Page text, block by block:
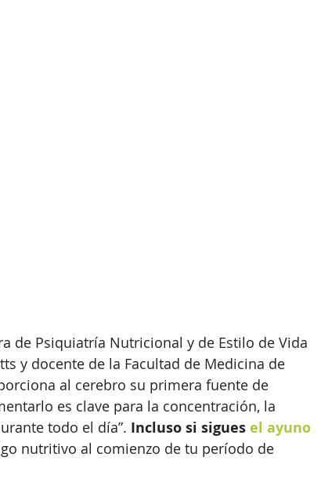
de Psiquiatría Nutricional y de Estilo de Vida
y docente de la Facultad de Medicina de
al cerebro su primera fuente de
es clave para la concentración, la
todo el día”. Incluso si sigues el ayuno
nutritivo al comienzo de tu período de